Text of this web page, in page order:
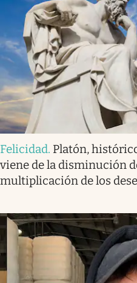
Felicidad. Platón,
viene de la disminución
multiplicación de los